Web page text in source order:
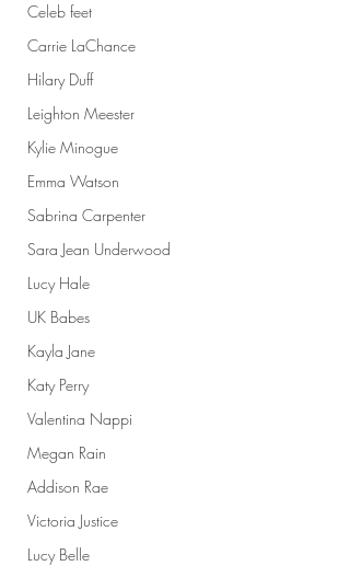
Celeb feet
Carrie LaChance
Hilary Duff
Leighton Meester
Kylie Minogue
Emma Watson
Sabrina Carpenter
Sara Jean Underwood
Lucy Hale
UK Babes
Kayla Jane
Katy Perry
Valentina Nappi
Megan Rain
Addison Rae
Victoria Justice
Lucy Belle